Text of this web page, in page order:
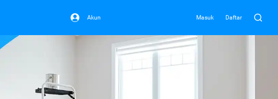
Akun Masuk Daftar